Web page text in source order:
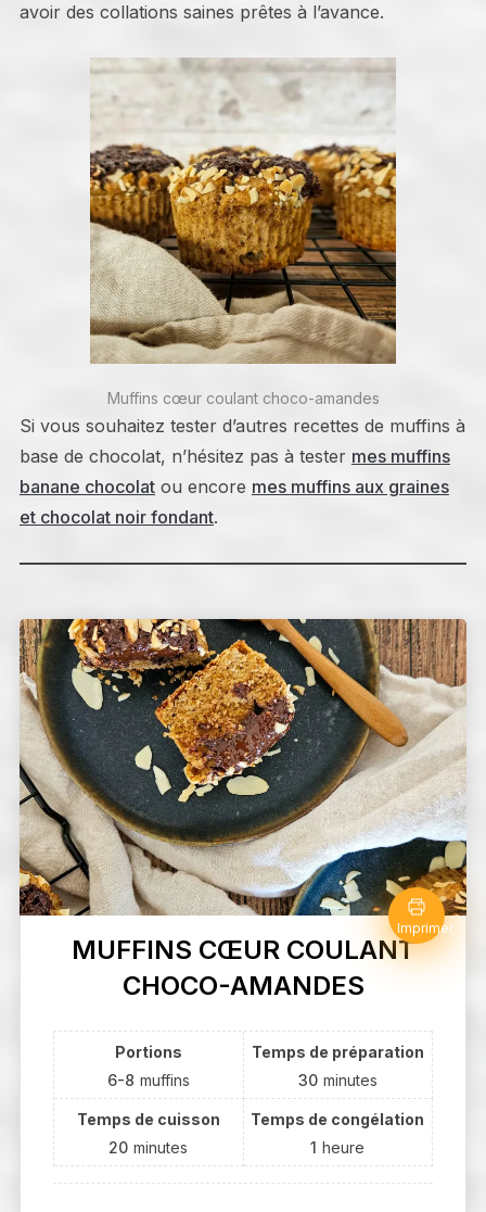
avoir des collations saines prêtes à l’avance.
Muffins cœur coulant choco-amandes
Si vous souhaitez tester d’autres recettes de muffins à
base de chocolat, n’hésitez pas à tester mes muffins
banane chocolatou encore mes muffins aux graines
et chocolat noir fondant.
Imprimer
MUFFINS CŒUR COULANT
CHOCO-AMANDES
Portions
6-8 muffins
Temps de préparation
30 minutes
Temps de cuisson
20 minutes
Temps de congélation
1 heure